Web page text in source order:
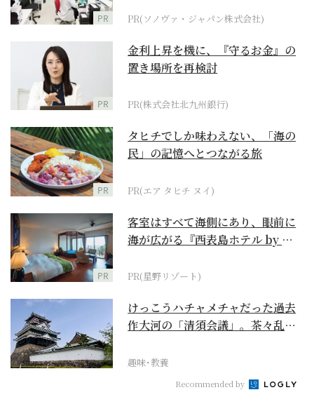
PR PR(ソノヴァ・ジャパン株式会社)
PR
金利上昇を機に、『守るお金』の
置き場所を再検討
PR(株式会社北九州銀行)
PR
タヒチでしか味わえない、「海の
民」の記憶へとつながる旅
PR(エア タヒチ ヌイ)
PR
客室はすべて海側にあり、眼前に
海が広がる『西表島ホテル by 星
PR(星野リゾート)
けっこうハチャメチャだった過去
作大河の「清須会議」。茶々乱
趣味･教養
Recommended by